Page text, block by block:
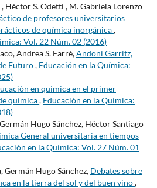
, Héctor S. Odetti , M. Gabriela Lorenzo
de profesores universitarios
de química inorgánica,
Vol. 22 Núm. 02 (2016)
Andrea S. Farré,Andoni Garritz,
Futuro, Educación en la Química:
en química en el primer
química, Educación en la Química:
Hugo Sánchez, Héctor Santiago
General universitaria en tiempos
en la Química: Vol. 27 Núm. 01
Germán Hugo Sánchez, Debates sobre
en la tierra del sol y del buen vino,